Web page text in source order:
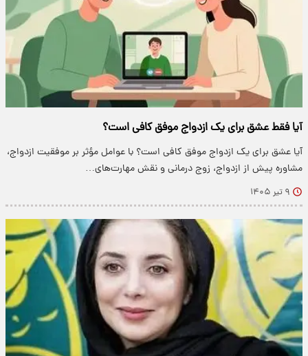
آیا فقط عشق برای یک ازدواج موفق کافی است؟
آیا عشق برای یک ازدواج موفق کافی است؟ با عوامل مؤثر بر موفقیت ازدواج،
مشاوره پیش از ازدواج، زوج درمانی و نقش مهارت‌های…
۹ تیر ۱۴۰۵